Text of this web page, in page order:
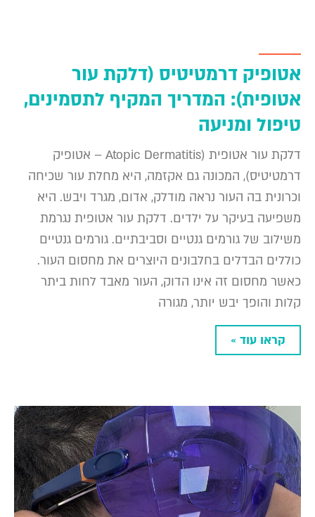
אטופיק דרמטיטיס (דלקת עור
אטופית): המדריך המקיף לתסמינים,
טיפול ומניעה
דלקת עור אטופית (Atopic Dermatitis – אטופיק
דרמטיטיס), המכונה גם אקזמה, היא מחלת עור שכיחה
וכרונית בה העור נראה מודלק, אדום, מגרד ויבש. היא
משפיעה בעיקר על ילדים. דלקת עור אטופית נגרמת
משילוב של גורמים גנטיים וסביבתיים. גורמים גנטיים
כוללים הבדלים בחלבונים היוצרים את מחסום העור.
כאשר מחסום זה אינו הדוק, העור מאבד לחות ביתר
קלות והופך יבש יותר, מגורה
קראו עוד »